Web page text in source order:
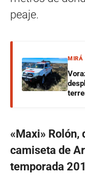
peaje.
MIRÁ
«Maxi» Rolón,
camiseta de
temporada